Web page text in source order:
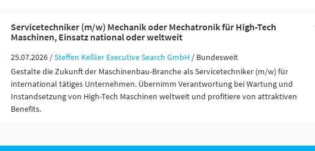
Servicetechniker (m/w) Mechanik oder Mechatronik für High-Tech
Maschinen, Einsatz national oder weltweit
25.07.2026 /Steffen Keßler Executive Search GmbH / Bundesweit
Gestalte die Zukunft der Maschinenbau-Branche als Servicetechniker (m/w) für
international tätiges Unternehmen. Übernimm Verantwortung bei Wartung und
Instandsetzung von High-Tech Maschinen weltweit und profitiere von attraktiven
Benefits.